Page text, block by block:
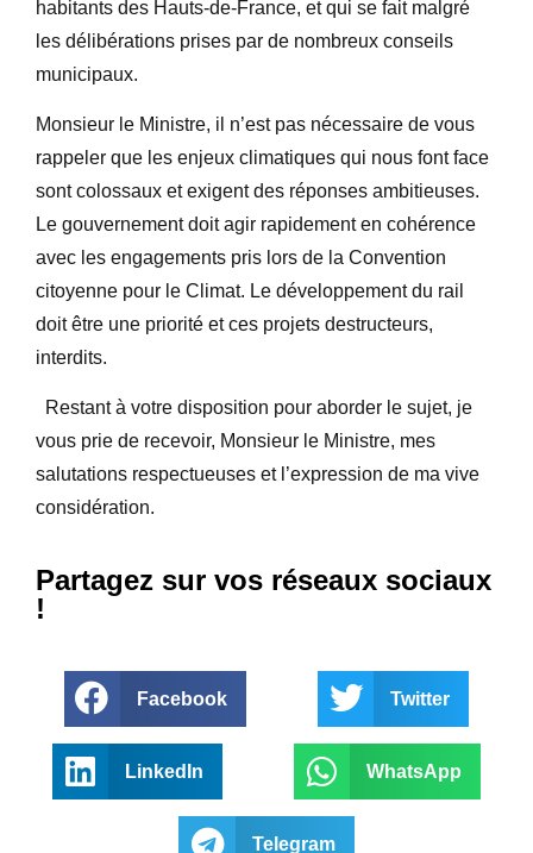
habitants des Hauts-de-France, et qui se fait malgré
les délibérations prises par de nombreux conseils
municipaux.
Monsieur le Ministre, il n’est pas nécessaire de vous
rappeler que les enjeux climatiques qui nous font face
sont colossaux et exigent des réponses ambitieuses.
Le gouvernement doit agir rapidement en cohérence
avec les engagements pris lors de la Convention
citoyenne pour le Climat. Le développement du rail
doit être une priorité et ces projets destructeurs,
interdits.
Restant à votre disposition pour aborder le sujet, je
vous prie de recevoir, Monsieur le Ministre, mes
salutations respectueuses et l’expression de ma vive
considération.
Partagez sur vos réseaux sociaux
!
Facebook Twitter
LinkedIn WhatsApp
Telegram